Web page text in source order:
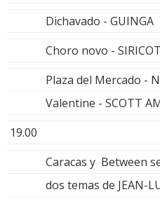
Dichavado - GUINGA
Choro novo -
Plaza del Mercado -
Valentine - SCOTT
19.00
Caracas y Between
dos temas de JEAN-